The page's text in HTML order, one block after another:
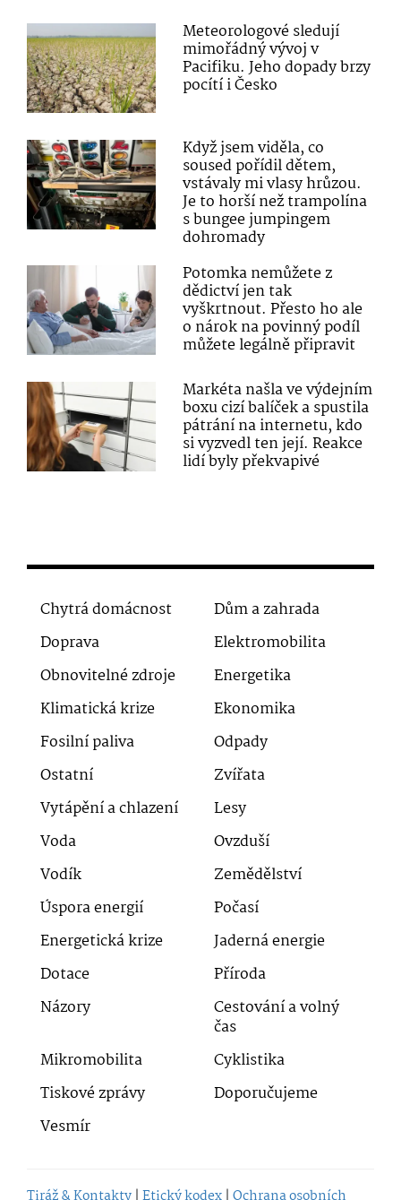
Meteorologové sledují
mimořádný vývoj v
Pacifiku. Jeho dopady brzy
pocítí i Česko
Když jsem viděla, co
soused pořídil dětem,
vstávaly mi vlasy hrůzou.
Je to horší než trampolína
s bungee jumpingem
dohromady
Potomka nemůžete z
dědictví jen tak
vyškrtnout. Přesto ho ale
o nárok na povinný podíl
můžete legálně připravit
Markéta našla ve výdejním
boxu cizí balíček a spustila
pátrání na internetu, kdo
si vyzvedl ten její. Reakce
lidí byly překvapivé
Chytrá domácnost
Dům a zahrada
Doprava
Elektromobilita
Obnovitelné zdroje
Energetika
Klimatická krize
Ekonomika
Fosilní paliva
Odpady
Ostatní
Zvířata
Vytápění a chlazení
Lesy
Voda
Ovzduší
Vodík
Zemědělství
Úspora energií
Počasí
Energetická krize
Jaderná energie
Dotace
Příroda
Názory
Cestování a volný
čas
Mikromobilita
Cyklistika
Tiskové zprávy
Doporučujeme
Vesmír